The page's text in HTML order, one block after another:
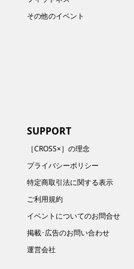
その他のイベント
SUPPORT
［CROSS×］の理念
プライバシーポリシー
特定商取引法に関する表示
ご利用規約
イベントについてのお問合せ
掲載･広告のお問い合わせ
運営会社